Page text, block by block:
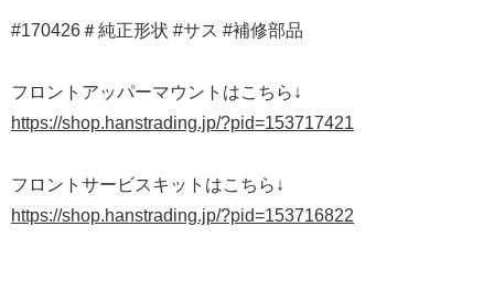
#170426＃純正形状 #サス #補修部品
フロントアッパーマウントはこちら↓
https://shop.hanstrading.jp/?pid=153717421
フロントサービスキットはこちら↓
https://shop.hanstrading.jp/?pid=153716822